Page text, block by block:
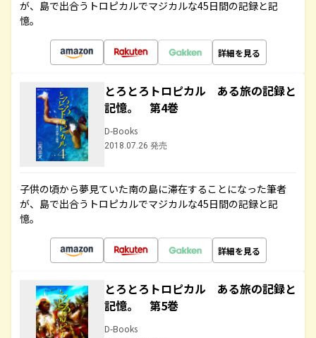
が、島で出合うトロピカルでマジカルな45日間の記録と記
憶。
詳細を見る
とろとろトロピカル ある旅の記録と
記憶。 第4巻
D-Books
2018.07.26 発売
子供の頃から夢見ていた南の島に滞在することになった筆者
が、島で出合うトロピカルでマジカルな45日間の記録と記
憶。
詳細を見る
とろとろトロピカル ある旅の記録と
記憶。 第5巻
D-Books